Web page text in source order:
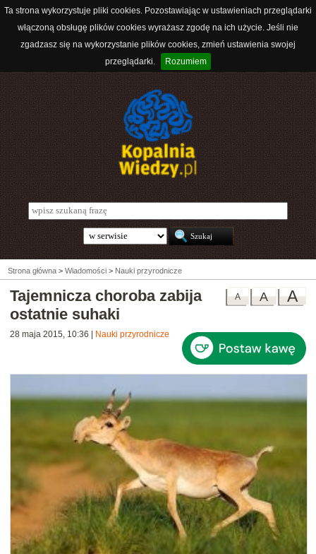
Ta strona wykorzystuje pliki cookies. Pozostawiając w ustawieniach przeglądarki
włączoną obsługę plików cookies wyrażasz zgodę na ich użycie. Jeśli nie
zgadzasz się na wykorzystanie plików cookies, zmień ustawienia swojej
przeglądarki.
Rozumiem
Strona główna > Wiadomości > Nauki przyrodnicze
A
A
A
Tajemnicza choroba zabija
ostatnie suhaki
28 maja 2015, 10:36 Nauki przyrodnicze